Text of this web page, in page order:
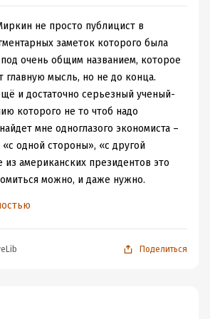
не просто публицист в
заметок которого была
под очень общим названием, которое
главную мысль, но не до конца.
и достаточно серьезный ученый-
которого не то чтоб надо
мне одноглазого экономиста –
«с одной стороны», «с другой
американских президентов это
можно, и даже нужно.
Моисеевич расскажет нам
Ивана Царевича, а переписывает
Василису Премудрую берет к себе
Поделиться